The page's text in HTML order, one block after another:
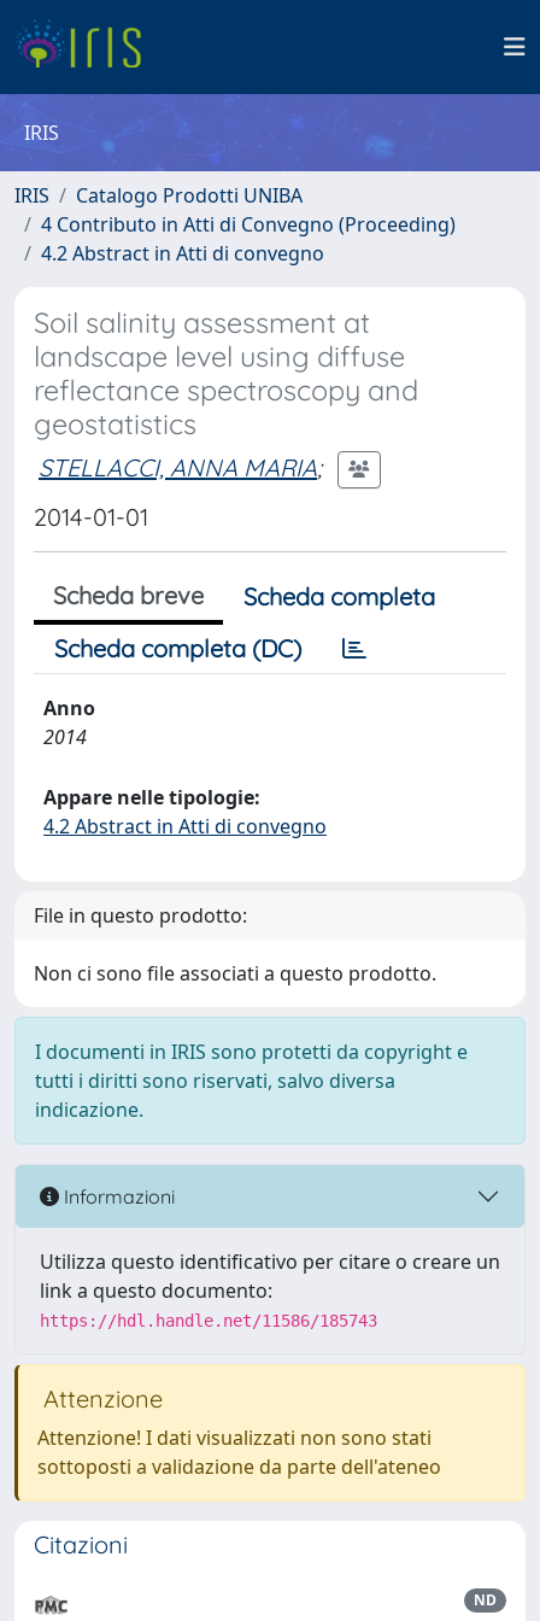
IRIS
IRIS
Catalogo Prodotti UNIBA
4 Contributo in Atti di Convegno (Proceeding)
4.2 Abstract in Atti di convegno
Soil salinity assessment at
landscape level using diffuse
reflectance spectroscopy and
geostatistics
STELLACCI, ANNA MARIA;
2014-01-01
Scheda breve
Scheda completa
Scheda completa (DC)
Anno
2014
Appare nelle tipologie:
4.2 Abstract in Atti di convegno
File in questo prodotto:
Non ci sono file associati a questo prodotto.
I documenti in IRIS sono protetti da copyright e
tutti i diritti sono riservati, salvo diversa
indicazione.
Informazioni
Utilizza questo identificativo per citare o creare un
link a questo documento:
https://hdl.handle.net/11586/185743
Attenzione
Attenzione! I dati visualizzati non sono stati
sottoposti a validazione da parte dell'ateneo
Citazioni
ND